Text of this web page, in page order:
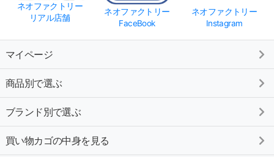
ネオファクトリー
リアル店舗
ネオファクトリー
FaceBook
ネオファクトリー
Instagram
マイページ
商品別で選ぶ
ブランド別で選ぶ
買い物カゴの中身を見る